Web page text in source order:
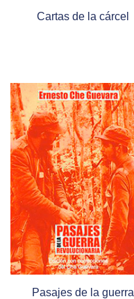
Cartas de la cárcel
Pasajes de la guerra